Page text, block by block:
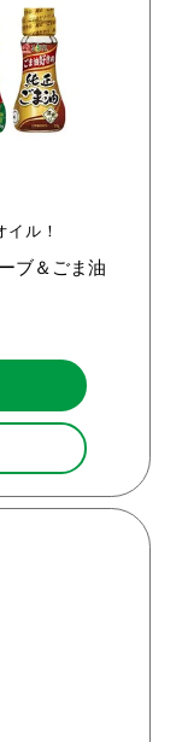
ル！
ブ＆ごま油